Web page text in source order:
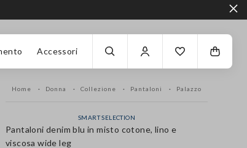
Accessori
Home Donna Collezione Pantaloni Palazzo
SMART SELECTION
Pantaloni denim blu in misto cotone, lino e
viscosa wide leg